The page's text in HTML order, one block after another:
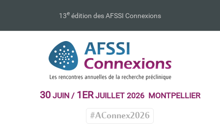
13e édition des AFSSI Connexions
30JUIN / 1ERJUILLET 2026 MONTPELLIER
#AConnex2026